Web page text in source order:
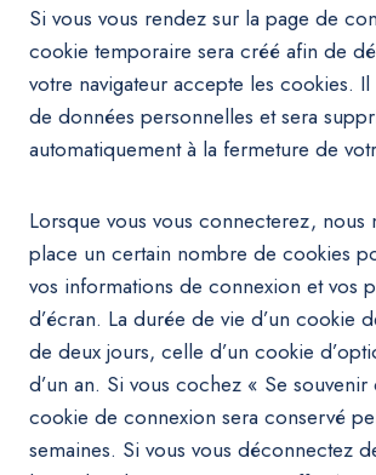
Si vous vous rendez sur la page de
cookie temporaire sera créé afin de
votre navigateur accepte les cookies.
de données personnelles et sera
automatiquement à la fermeture de
Lorsque vous vous connecterez, nous
place un certain nombre de cookies
vos informations de connexion et vos
d’écran. La durée de vie d’un cookie
de deux jours, celle d’un cookie
d’un an. Si vous cochez « Se
cookie de connexion sera conservé
semaines. Si vous vous déconnectez